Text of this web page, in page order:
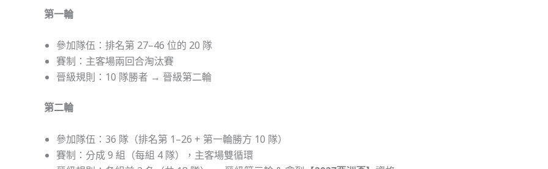
第一輪
參加隊伍：排名第 27–46 位的 20 隊
賽制：主客場兩回合淘汰賽
晉級規則：10 隊勝者 → 晉級第二輪
第二輪
參加隊伍：36 隊（排名第 1–26 + 第一輪勝方 10 隊）
賽制：分成 9 組（每組 4 隊），主客場雙循環